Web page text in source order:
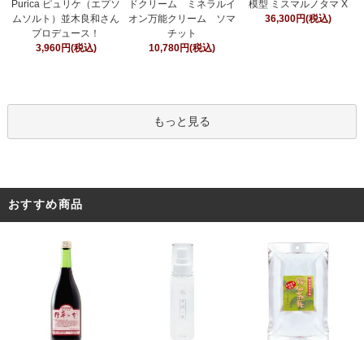
Purica ピュリケ（エプソ
ムソルト）並木良和さん
プロデュース！
3,960円(税込)
ドクリーム ミネラルイ
オン万能クリーム ソマ
チット
10,780円(税込)
模型 ミスマルノタマ X
36,300円(税込)
もっと見る
おすすめ商品